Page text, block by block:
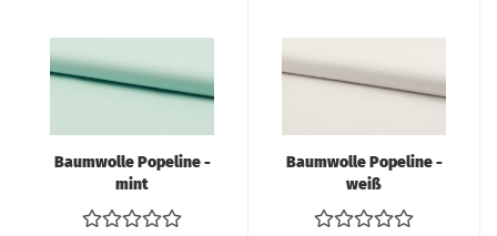
Baumwolle Popeline -
mint
Baumwolle Popeline -
weiß